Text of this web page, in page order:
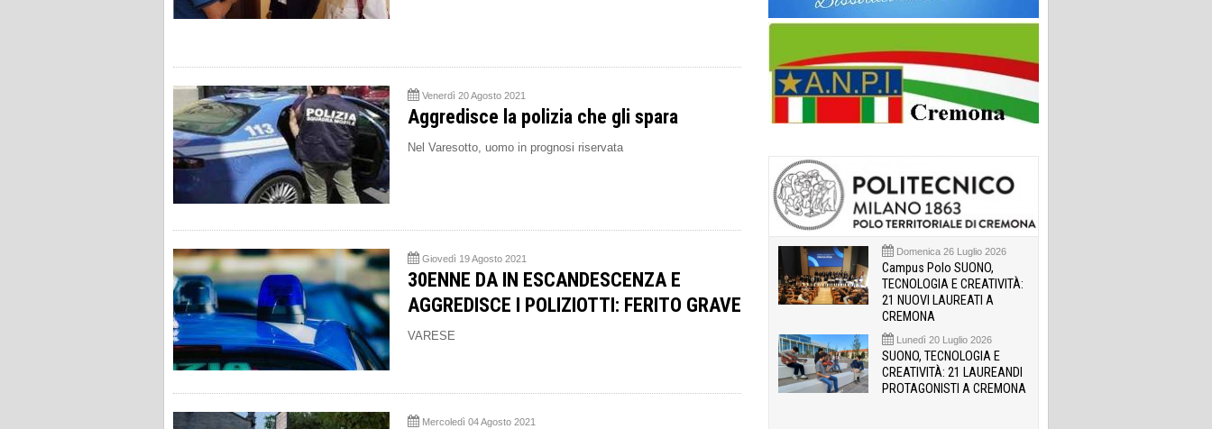
Venerdì 20 Agosto 2021
Aggredisce la polizia che gli spara
Nel Varesotto, uomo in prognosi riservata
Giovedì 19 Agosto 2021
30ENNE DA IN ESCANDESCENZA E
AGGREDISCE I POLIZIOTTI: FERITO GRAVE
VARESE
Mercoledì 04 Agosto 2021
Domenica 26 Luglio 2026
Campus Polo SUONO,
TECNOLOGIA E CREATIVITÀ:
21 NUOVI LAUREATI A
CREMONA
Lunedì 20 Luglio 2026
SUONO, TECNOLOGIA E
CREATIVITÀ: 21 LAUREANDI
PROTAGONISTI A CREMONA